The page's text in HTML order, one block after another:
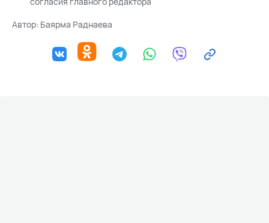
Автор: Баярма Раднаева